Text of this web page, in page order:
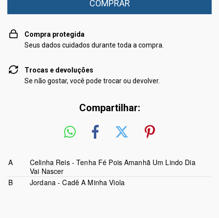
Compra protegida
Seus dados cuidados durante toda a compra.
Trocas e devoluções
Se não gostar, você pode trocar ou devolver.
Compartilhar:
A
Celinha Reis - Tenha Fé Pois Amanhã Um Lindo Dia
Vai Nascer
B
Jordana - Cadê A Minha Viola